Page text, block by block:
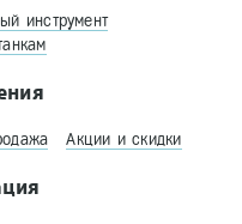
инструмент
Акции и скидки